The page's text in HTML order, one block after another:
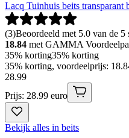
Lacq Tuinhuis beits transparant
(3)Beoordeeld met 5.0 van de
18.84 met GAMMA
35% korting35% korting
35% korting, voordeelprijs:
28.99
Prijs: 28.99 euro
Bekijk alles in beits